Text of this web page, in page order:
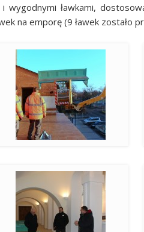
ławkami,
na emporę (9 ławek zostało